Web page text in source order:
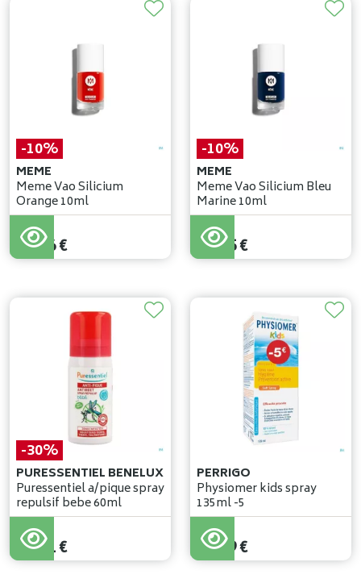
-10%
MEME
Meme Vao Silicium
Orange 10ml
11,40
10,26€
-10%
MEME
Meme Vao Silicium Bleu
Marine 10ml
11,50
10,35€
-30%
PURESSENTIEL BENELUX
Puressentiel a/pique spray
repulsif bebe 60ml
15,45
10,81€
PERRIGO
Physiomer kids spray
135ml -5
10,99€